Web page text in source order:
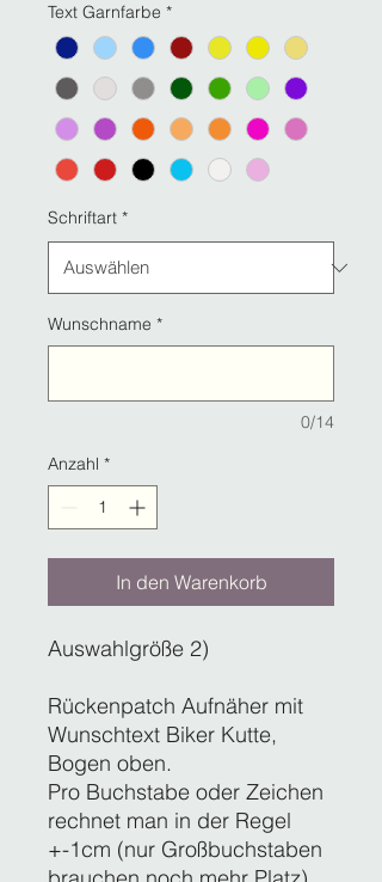
Text Garnfarbe *
Schriftart *
Wunschname *
0/14
Anzahl *
In den Warenkorb
Auswahlgröße 2)
Rückenpatch Aufnäher mit
Wunschtext Biker Kutte,
Bogen oben.
Pro Buchstabe oder Zeichen
rechnet man in der Regel
+-1cm (nur Großbuchstaben